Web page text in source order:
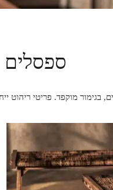
ספסלים
בגימור מוקפד. פריטי ריהוט